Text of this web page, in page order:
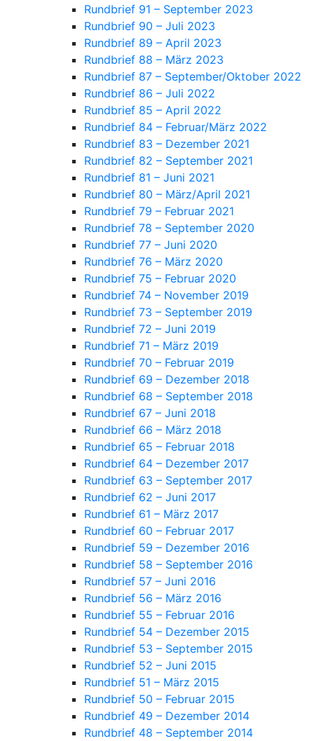
Rundbrief 91 – September 2023
Rundbrief 90 – Juli 2023
Rundbrief 89 – April 2023
Rundbrief 88 – März 2023
Rundbrief 87 – September/Oktober 2022
Rundbrief 86 – Juli 2022
Rundbrief 85 – April 2022
Rundbrief 84 – Februar/März 2022
Rundbrief 83 – Dezember 2021
Rundbrief 82 – September 2021
Rundbrief 81 – Juni 2021
Rundbrief 80 – März/April 2021
Rundbrief 79 – Februar 2021
Rundbrief 78 – September 2020
Rundbrief 77 – Juni 2020
Rundbrief 76 – März 2020
Rundbrief 75 – Februar 2020
Rundbrief 74 – November 2019
Rundbrief 73 – September 2019
Rundbrief 72 – Juni 2019
Rundbrief 71 – März 2019
Rundbrief 70 – Februar 2019
Rundbrief 69 – Dezember 2018
Rundbrief 68 – September 2018
Rundbrief 67 – Juni 2018
Rundbrief 66 – März 2018
Rundbrief 65 – Februar 2018
Rundbrief 64 – Dezember 2017
Rundbrief 63 – September 2017
Rundbrief 62 – Juni 2017
Rundbrief 61 – März 2017
Rundbrief 60 – Februar 2017
Rundbrief 59 – Dezember 2016
Rundbrief 58 – September 2016
Rundbrief 57 – Juni 2016
Rundbrief 56 – März 2016
Rundbrief 55 – Februar 2016
Rundbrief 54 – Dezember 2015
Rundbrief 53 – September 2015
Rundbrief 52 – Juni 2015
Rundbrief 51 – März 2015
Rundbrief 50 – Februar 2015
Rundbrief 49 – Dezember 2014
Rundbrief 48 – September 2014